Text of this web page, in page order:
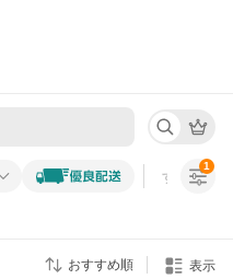
すべての条
1
おすすめ順 表示